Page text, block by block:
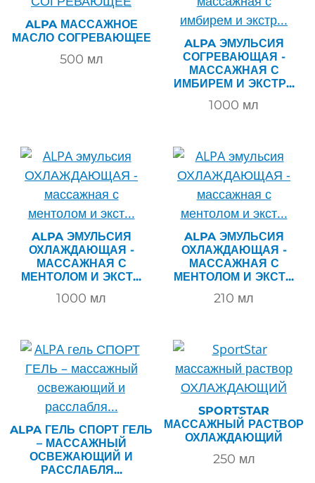
ALPA МАССАЖНОЕ
МАСЛО СОГРЕВАЮЩЕЕ
500 мл
ALPA ЭМУЛЬСИЯ
СОГРЕВАЮЩАЯ -
МАССАЖНАЯ С
ИМБИРЕМ И ЭКСТР...
1000 мл
ALPA ЭМУЛЬСИЯ
ОХЛАЖДАЮЩАЯ -
МАССАЖНАЯ С
МЕНТОЛОМ И ЭКСТ...
1000 мл
ALPA ЭМУЛЬСИЯ
ОХЛАЖДАЮЩАЯ -
МАССАЖНАЯ С
МЕНТОЛОМ И ЭКСТ...
210 мл
ALPA ГЕЛЬ СПОРТ ГЕЛЬ
– МАССАЖНЫЙ
ОСВЕЖАЮЩИЙ И
РАССЛАБЛЯ...
SPORTSTAR
МАССАЖНЫЙ РАСТВОР
ОХЛАЖДАЮЩИЙ
250 мл